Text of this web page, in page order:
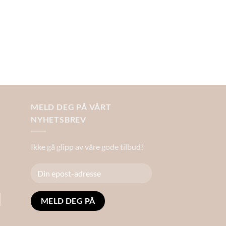
MELD DEG PÅ VÅRT
NYHETSBREV
Ikke gå glipp av våre gode tilbud!